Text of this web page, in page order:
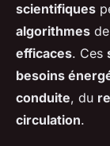
scientifiques
algorithmes de
efficaces. Ces
besoins
conduite, du
circulation.